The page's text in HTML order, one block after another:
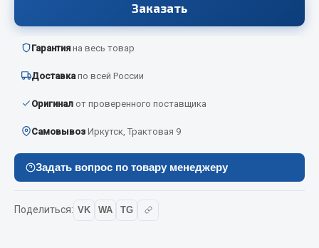
Автозвук
Автокаталоги
Аптечки и знаки автомобильные
Брызговики
Вымпела
Заказать
Гарантия на весь товар
Доставка по всей России
Оригинал от проверенного поставщика
Самовывоз Иркутск, Трактовая 9
Задать вопрос по товару менеджеру
Поделиться: VK WA TG